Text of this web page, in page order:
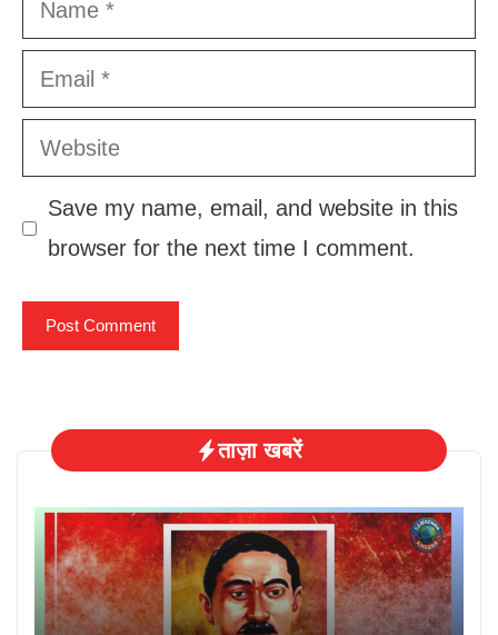
Email
Website
Save my name, email, and website in this
browser for the next time I comment.
ताज़ा खबरें